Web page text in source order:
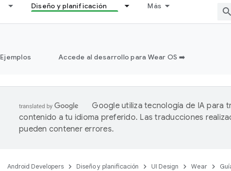
Diseño y planificación Más
Ejemplos Accede al desarrollo para Wear OS ➡️
Google utiliza tecnología de IA para
contenido a tu idioma preferido. Las traducciones
pueden contener errores.
Android Developers Diseño y planificación UI Design Wear